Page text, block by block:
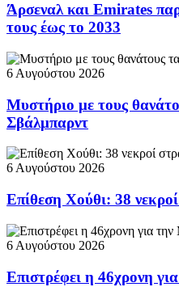
Άρσεναλ και Emirates
τους έως το 2033
6 Αυγούστου 2026
Μυστήριο με τους
Σβάλμπαρντ
6 Αυγούστου 2026
Επίθεση Χούθι: 38
6 Αυγούστου 2026
Επιστρέφει η 46χρονη